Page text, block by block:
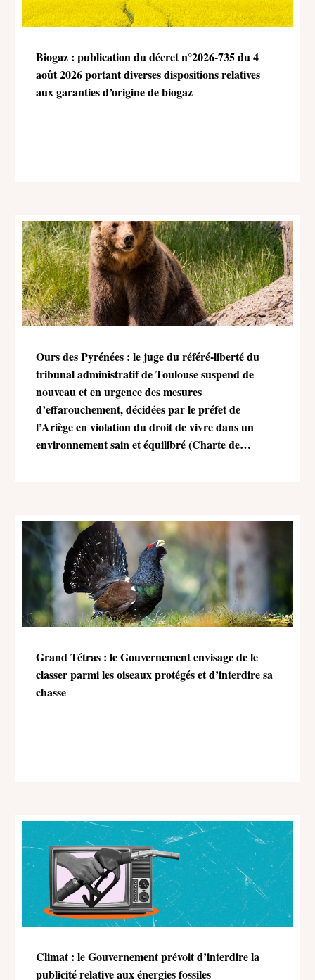
Biogaz : publication du décret n°2026-735 du 4
août 2026 portant diverses dispositions relatives
aux garanties d’origine de biogaz
Ours des Pyrénées : le juge du référé-liberté du
tribunal administratif de Toulouse suspend de
nouveau et en urgence des mesures
d’effarouchement, décidées par le préfet de
l’Ariège en violation du droit de vivre dans un
environnement sain et équilibré (Charte de
Grand Tétras : le Gouvernement envisage de le
classer parmi les oiseaux protégés et d’interdire sa
chasse
Climat : le Gouvernement prévoit d’interdire la
publicité relative aux énergies fossiles